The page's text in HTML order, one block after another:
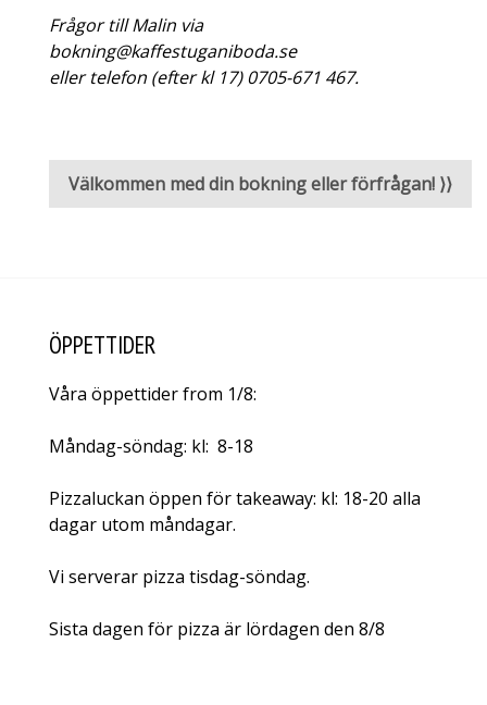
Frågor till Malin via
bokning@kaffestuganiboda.se
eller telefon (efter kl 17) 0705-671 467.
Välkommen med din bokning eller förfrågan! ⟩⟩
ÖPPETTIDER
Våra öppettider from 1/8:
Måndag-söndag: kl: 8-18
Pizzaluckan öppen för takeaway: kl: 18-20 alla
dagar utom måndagar.
Vi serverar pizza tisdag-söndag.
Sista dagen för pizza är lördagen den 8/8